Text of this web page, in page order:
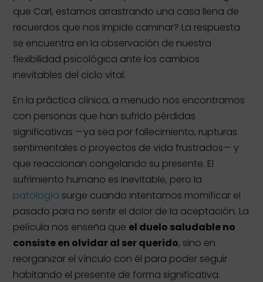
que Carl, estamos arrastrando una casa llena de
recuerdos que nos impide caminar? La respuesta
se encuentra en la observación de nuestra
flexibilidad psicológica ante los cambios
inevitables del ciclo vital.
En la práctica clínica, a menudo nos encontramos
con personas que han sufrido pérdidas
significativas —ya sea por fallecimiento, rupturas
sentimentales o proyectos de vida frustrados— y
que reaccionan congelando su presente. El
sufrimiento humano es inevitable, pero la
patología surge cuando intentamos momificar el
pasado para no sentir el dolor de la aceptación. La
película nos enseña que el duelo saludable no
consiste en olvidar al ser querido, sino en
reorganizar el vínculo con él para poder seguir
habitando el presente de forma significativa.